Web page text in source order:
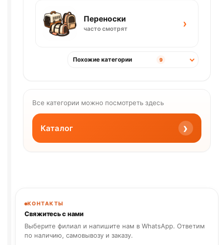
Переноски
часто смотрят ›
Похожие категории 9
Все категории можно посмотреть здесь
Каталог ›
КОНТАКТЫ
Свяжитесь с нами
Выберите филиал и напишите нам в WhatsApp. Ответим
по наличию, самовывозу и заказу.